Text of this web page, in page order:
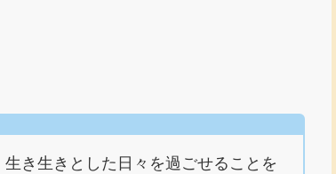
き生きとした日々を過ごせることを